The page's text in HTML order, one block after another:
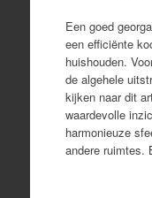
Een goed
een efficiënte
huishouden.
de algehele
kijken naar dit
waardevolle
harmonieuze
andere ruimtes.